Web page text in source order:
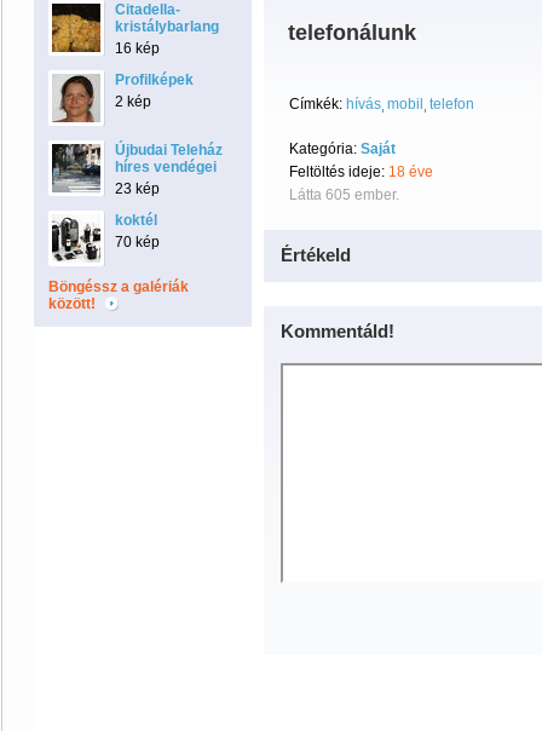
Citadella-
kristálybarlang
16 kép
Profilképek
2 kép
Újbudai Teleház
híres vendégei
23 kép
koktél
70 kép
Böngéssz a galériák
között!
telefonálunk
Címkék: hívás mobil telefon
Kategória: Saját
Feltöltés ideje: 18 éve
Látta 605 ember.
Értékeld
Kommentáld!